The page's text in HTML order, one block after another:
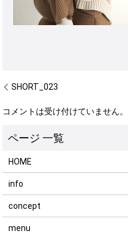
SHORT_023
コメントは受け付けていません。
HOME
info
concept
menu